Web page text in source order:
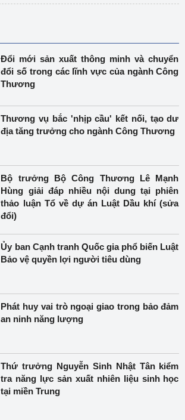
Đổi mới sản xuất thông minh và chuyển
đổi số trong các lĩnh vực của ngành Công
Thương
Thương vụ bắc 'nhịp cầu' kết nối, tạo dư
địa tăng trưởng cho ngành Công Thương
Bộ trưởng Bộ Công Thương Lê Mạnh
Hùng giải đáp nhiều nội dung tại phiên
thảo luận Tổ về dự án Luật Dầu khí (sửa
đổi)
Ủy ban Cạnh tranh Quốc gia phổ biến Luật
Bảo vệ quyền lợi người tiêu dùng
Phát huy vai trò ngoại giao trong bảo đảm
an ninh năng lượng
Thứ trưởng Nguyễn Sinh Nhật Tân kiểm
tra năng lực sản xuất nhiên liệu sinh học
tại miền Trung